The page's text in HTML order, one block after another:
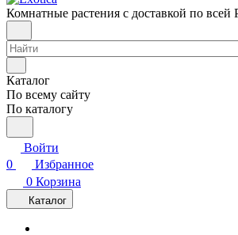
Комнатные растения с доставкой по всей
Каталог
По всему сайту
По каталогу
Войти
0
Избранное
0 Корзина
Каталог